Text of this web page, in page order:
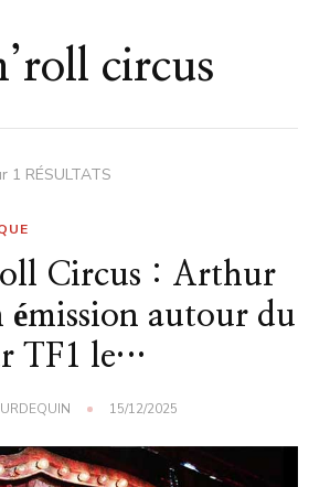
circus
1 RÉSULTATS
Circus : Arthur
émission autour du
TF1 le…
15/12/2025